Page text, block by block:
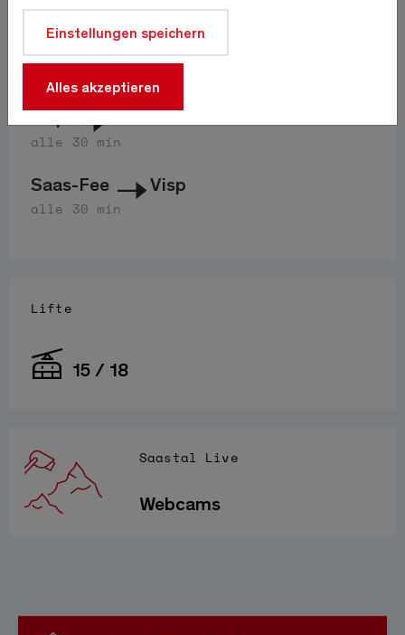
Visp Saas-Fee
alle 30 min
Saas-Fee Visp
alle 30 min
Lifte
15 / 18
Saastal Live
Webcams
Einstellungen speichern
Alles akzeptieren